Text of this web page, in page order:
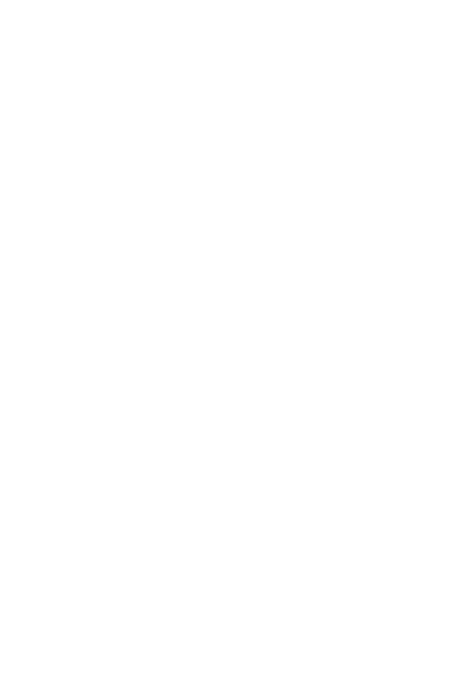
ただ
さい。
れるも
くださ
売店・
いしま
され
利用者
承くだ
されて
ん。
ること
以下、
酸ジブチ
せん。
、
を意
とい
を講じ
製造装
す。
きをい
御